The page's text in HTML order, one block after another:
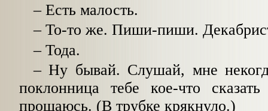
–Есть малость.
–То-то же. Пиши-пиши.
–Тода.
–Ну бывай. Слушай, мне
поклонница тебе кое-что
прощаюсь. (В трубке крякнуло.)